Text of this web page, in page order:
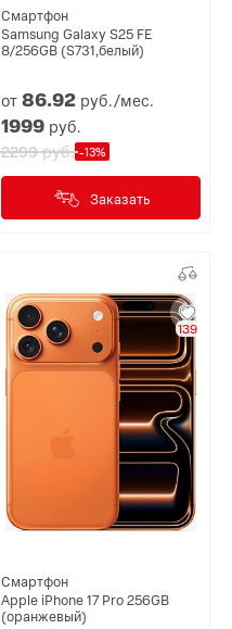
Смартфон
Samsung Galaxy S25 FE
8/256GB (S731,белый)
от86.92 руб./мес.
1999 руб.
2299руб. -13%
Заказать
139
Смартфон
Apple iPhone 17 Pro 256GB
(оранжевый)